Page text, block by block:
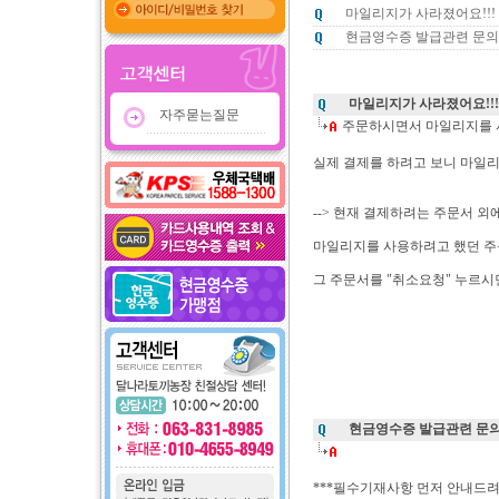
자주묻는질문
마일리지가 사라졌어요!!!
현금영수증 발급관련 문의
마일리지가 사라졌어요!!!
주문하시면서 마일리지를
실제 결제를 하려고 보니 마일
--> 현재 결제하려는 주문서 외
마일리지를 사용하려고 했던
그 주문서를 "취소요청" 누르
현금영수증 발급관련 문
***필수기재사항 먼저 안내드